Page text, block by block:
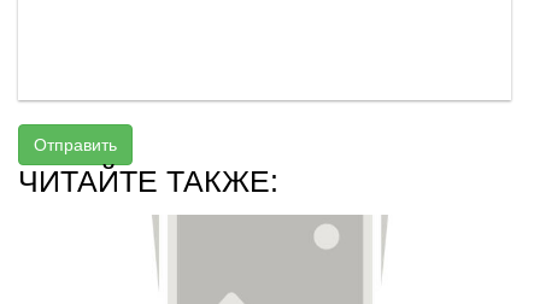
Отправить
ЧИТАЙТЕ ТАКЖЕ: